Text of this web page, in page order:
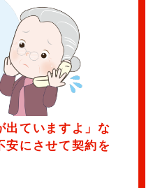
出ていますよ」な
安にさせて契約を